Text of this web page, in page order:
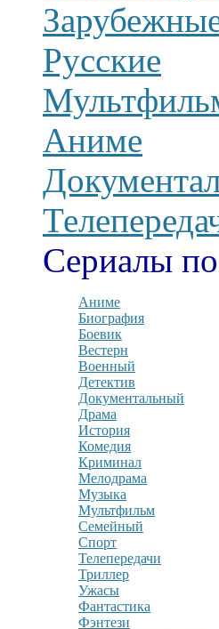
Русские
Аниме
Сериалы
Аниме
Биография
Боевик
Вестерн
Военный
Детектив
Документальный
Драма
История
Комедия
Криминал
Мелодрама
Музыка
Мультфильм
Семейный
Спорт
Телепередачи
Триллер
Ужасы
Фантастика
Фэнтези